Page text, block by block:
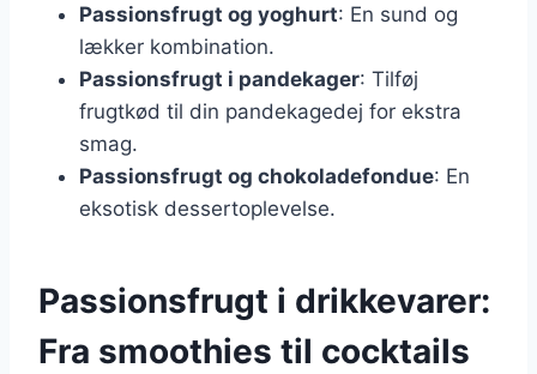
Passionsfrugt og yoghurt: En sund og
lækker kombination.
Passionsfrugt i pandekager: Tilføj
frugtkød til din pandekagedej for ekstra
smag.
Passionsfrugt og chokoladefondue: En
eksotisk dessertoplevelse.
Passionsfrugt i drikkevarer:
Fra smoothies til cocktails